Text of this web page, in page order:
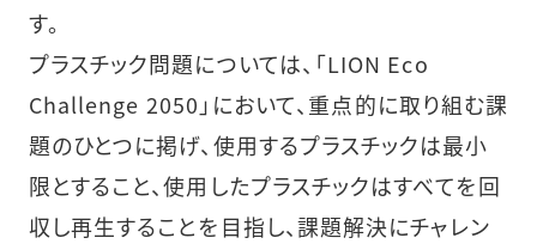
す。
プラスチック問題については、「LION Eco
Challenge 2050」において、重点的に取り組む課
題のひとつに掲げ、使用するプラスチックは最小
限とすること、使用したプラスチックはすべてを回
収し再生することを目指し、課題解決にチャレン